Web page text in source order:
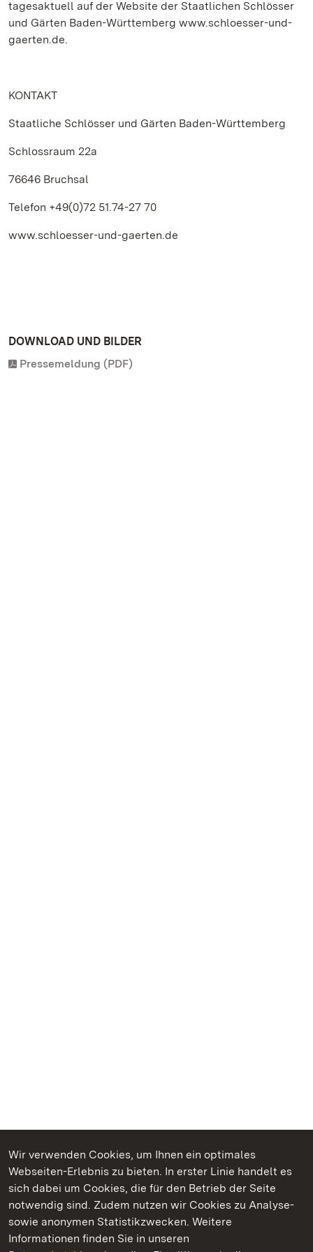
Wir verwenden Cookies, um Ihnen ein optimales
Webseiten-Erlebnis zu bieten. In erster Linie handelt es
sich dabei um Cookies, die für den Betrieb der Seite
notwendig sind. Zudem nutzen wir Cookies zu Analyse-
sowie anonymen Statistikzwecken. Weitere
Informationen finden Sie in unseren
tagesaktuell auf der Website der Staatlichen Schlösser
und Gärten Baden-Württemberg www.schloesser-und-
gaerten.de.
KONTAKT
Staatliche Schlösser und Gärten Baden-Württemberg
Schlossraum 22a
76646 Bruchsal
Telefon +49(0)72 51.74-27 70
www.schloesser-und-gaerten.de
DOWNLOAD UND BILDER
Pressemeldung (PDF)
Kommen. Staunen. Genießen.